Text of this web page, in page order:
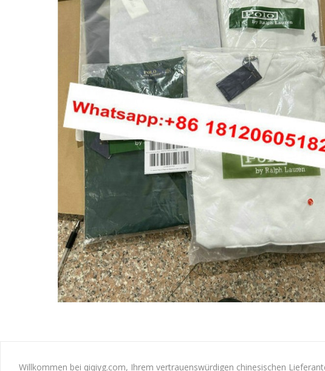
Willkommen bei qiqiyg.com, Ihrem vertrauenswürdigen chinesischen